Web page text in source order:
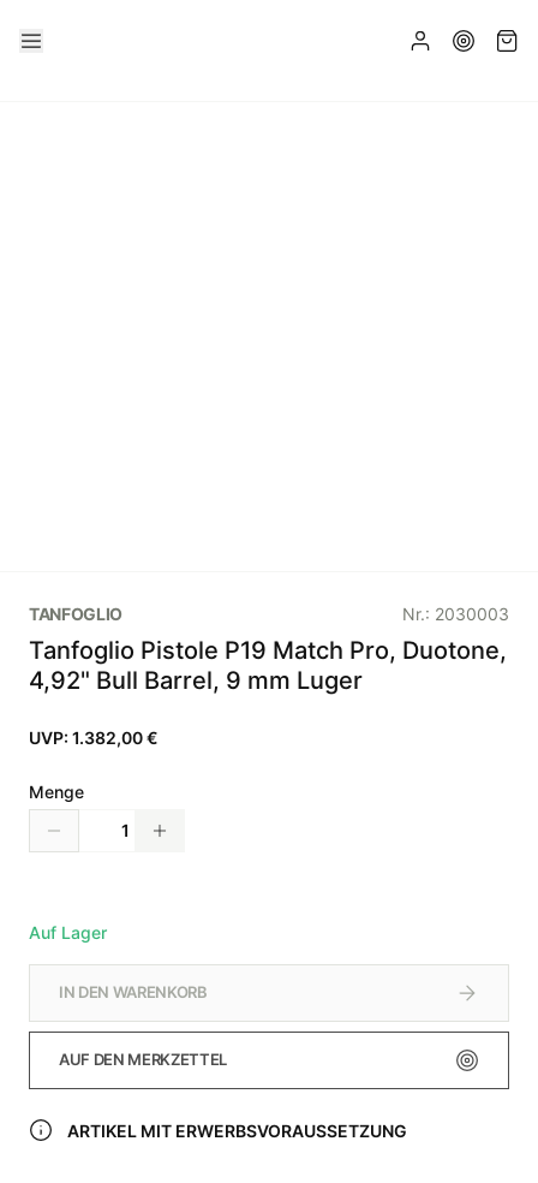
TANFOGLIO Nr.: 2030003
Tanfoglio Pistole P19 Match Pro, Duotone,
4,92" Bull Barrel, 9 mm Luger
UVP: 1.382,00 €
Menge
Auf Lager
IN DEN WARENKORB
AUF DEN MERKZETTEL
ARTIKEL MIT ERWERBSVORAUSSETZUNG